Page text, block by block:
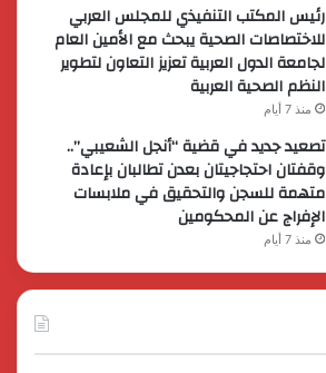
رئيس المكتب التنفيذي للمجلس العربي
للاختصاصات الصحية يبحث مع الأمين العام
لجامعة الدول العربية تعزيز التعاون لتطوير
النظم الصحية العربية
منذ 7 أيام
تصعيد جديد في قضية “أنجل الشعيبي”..
وقفتان احتجاجيتان بعدن تطالبان بإعادة
متهمة للسجن والتحقيق في ملابسات
الإفراج عن المحكومين
منذ 7 أيام